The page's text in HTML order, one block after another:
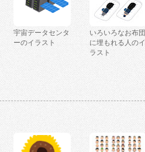
宇宙データセンタ
ーのイラスト
いろいろなお布団
に埋もれる人のイ
ラスト